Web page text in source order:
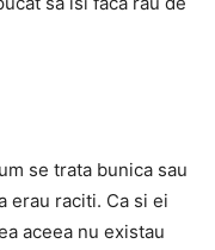
se trata bunica sau
erau raciti. Ca si ei
aceea nu existau